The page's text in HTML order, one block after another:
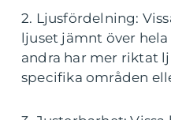
2. Ljusfördelning:
ljuset jämnt över
andra har mer riktat
specifika områden